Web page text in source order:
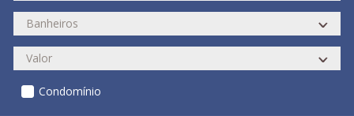
Condomínio